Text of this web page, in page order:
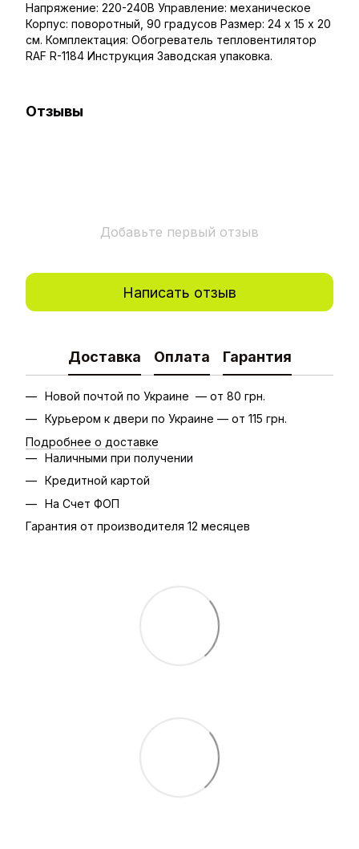
Напряжение: 220-240В Управление: механическое
Корпус: поворотный, 90 градусов Размер: 24 х 15 х 20
см. Комплектация: Обогреватель тепловентилятор
RAF R-1184 Инструкция Заводская упаковка.
Отзывы
Добавьте первый отзыв
Написать отзыв
Доставка Оплата Гарантия
Новой почтой по Украине — от 80 грн.
Курьером к двери по Украине — от 115 грн.
Подробнее о доставке
Наличными при получении
Кредитной картой
На Счет ФОП
Гарантия от производителя 12 месяцев